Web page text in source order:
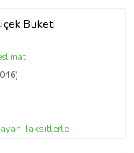
Buketi
Taksitlerle